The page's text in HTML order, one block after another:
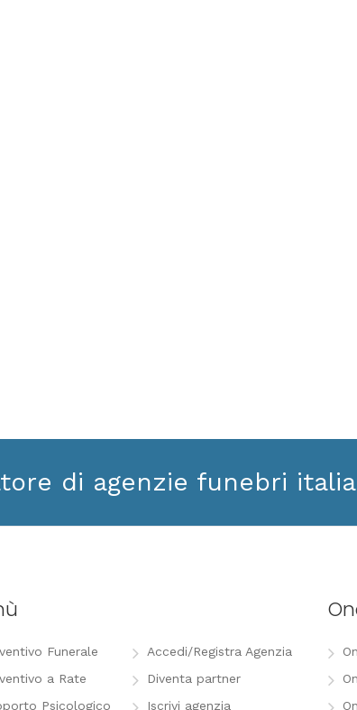
di agenzie funebri
Funerale
a Rate
Psicologico
Accedi/Registra Agenzia
Diventa partner
Iscrivi agenzia